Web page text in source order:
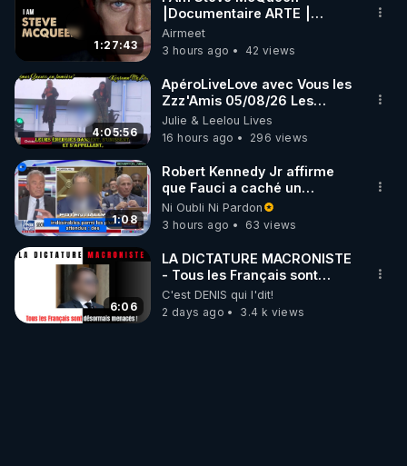
1:27:43
⎮Documentaire ARTE ⎮
Cinema
Airmeet
3 hours ago
42 views
4:05:56
ApéroLiveLove avec Vous les
Zzz'Amis 05/08/26 Les
Zzz'Infos Bonheur de Leelou
Julie & Leelou Lives
16 hours ago
296 views
1:08
Robert Kennedy Jr affirme
que Fauci a caché un
infarctus pulmonaire
survenu après sa
vaccination
Ni Oubli Ni Pardon
3 hours ago
63 views
6:06
LA DICTATURE MACRONISTE
- Tous les Français sont
désormais menacés !
C'est DENIS qui l'dit!
2 days ago
3.4 k views